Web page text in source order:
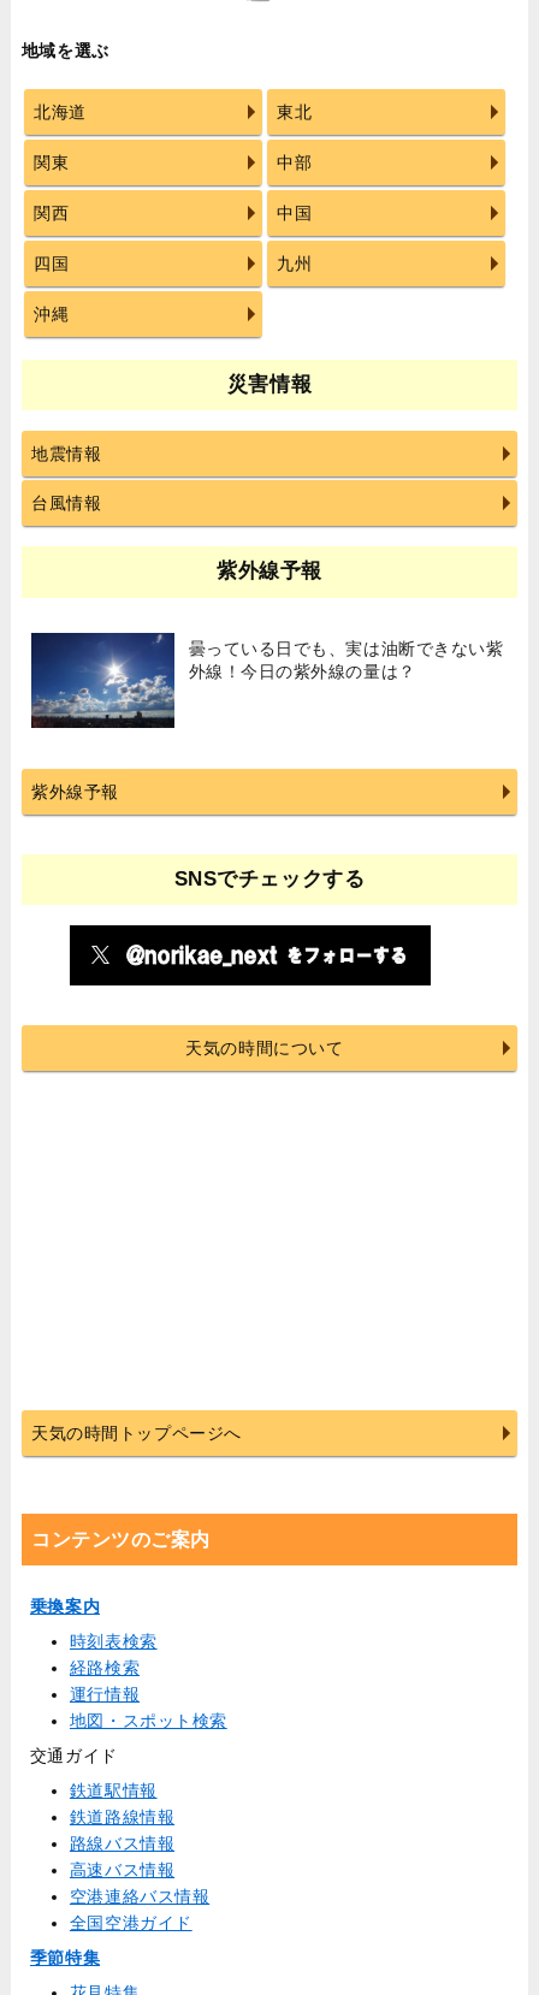
地域を選ぶ
北海道 東北
関東 中部
関西 中国
四国 九州
沖縄
災害情報
地震情報
台風情報
紫外線予報
曇っている日でも、実は油断できない紫
外線！今日の紫外線の量は？
紫外線予報
SNSでチェックする
天気の時間について
天気の時間トップページへ
コンテンツのご案内
乗換案内
時刻表検索
経路検索
運行情報
地図・スポット検索
交通ガイド
鉄道駅情報
鉄道路線情報
路線バス情報
高速バス情報
空港連絡バス情報
全国空港ガイド
季節特集